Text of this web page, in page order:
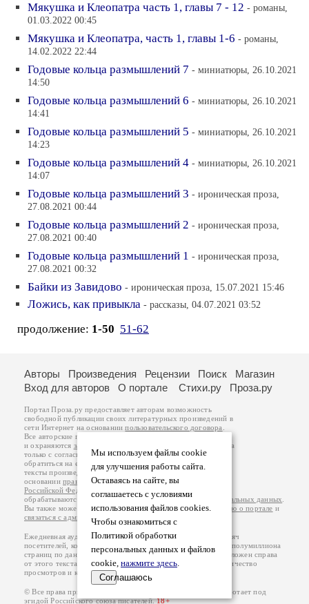
Мякушка и Клеопатра часть 1, главы 7 - 12 - романы,
01.03.2022 00:45
Мякушка и Клеопатра, часть 1, главы 1-6 - романы,
14.02.2022 22:44
Годовые кольца размышлений 7 - миниатюры, 26.10.2021
14:50
Годовые кольца размышлений 6 - миниатюры, 26.10.2021
14:41
Годовые кольца размышлений 5 - миниатюры, 26.10.2021
14:23
Годовые кольца размышлений 4 - миниатюры, 26.10.2021
14:07
Годовые кольца размышлений 3 - ироническая проза,
27.08.2021 00:44
Годовые кольца размышлений 2 - ироническая проза,
27.08.2021 00:40
Годовые кольца размышлений 1 - ироническая проза,
27.08.2021 00:32
Байки из Завидово - ироническая проза, 15.07.2021 15:46
Ложись, как привыкла - рассказы, 04.07.2021 03:52
продолжение: 1-50 51-62
Мы используем файлы cookie
для улучшения работы сайта.
Оставаясь на сайте, вы
соглашаетесь с условиями
использования файлов cookies.
Чтобы ознакомиться с
Политикой обработки
персональных данных и файлов
cookie, нажмите здесь.
Соглашаюсь
Авторы Произведения Рецензии Поиск
Магазин
Вход для авторов
О портале Стихи.ру Проза.ру
Портал Проза.ру предоставляет авторам возможность
свободной публикации своих литературных произведений в
сети Интернет на основаниипользовательского договора
Все авторские права на произведения принадлежат авторам
и охраняются законом
. Перепечатка произведений возможна
только с согласия его автора, к которому вы можете
обратиться на его авторской странице. Ответственность за
тексты произведений авторы несут самостоятельно на
основанииправил публикацииизаконодательства
Российской Федерации
обрабатываются на основанииПолитики обработки персональных данных
Вы также можете посмотреть более подробнуюинформацию о портале и
связаться с администрацией
Ежедневная аудитория портала Проза.ру – порядка 100 тысяч
посетителей, которые в общей сумме просматривают более полумиллиона
страниц по данным счетчика посещаемости, который расположен справа
от этого текста. В каждой графе указано по две цифры: количество
просмотров и количество посетителей.
© Все права принадлежат авторам, 2000-2026. Портал работает под
эгидойРоссийского союза писателей.18+